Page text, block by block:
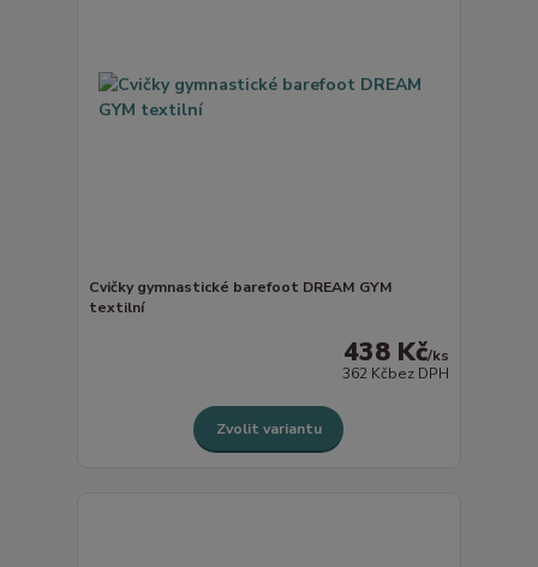
Cvičky gymnastické barefoot DREAM GYM
textilní
438 Kč/ks
362 Kčbez DPH
Zvolit variantu